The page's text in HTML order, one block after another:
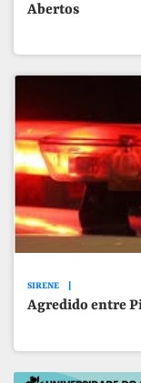
Abertos
SIRENE
Agredido entre